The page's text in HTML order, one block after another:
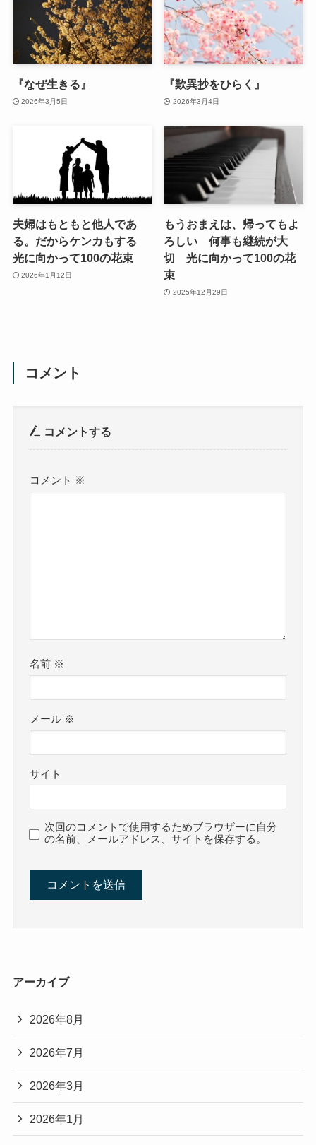
『なぜ生きる』
2026年3月5日
『歎異抄をひらく』
2026年3月4日
夫婦はもともと他人であ
る。だからケンカもする
光に向かって100の花束
2026年1月12日
もうおまえは、帰ってもよ
ろしい 何事も継続が大
切 光に向かって100の花
束
2025年12月29日
コメント
コメントする
コメント ※
名前 ※
メール ※
サイト
次回のコメントで使用するためブラウザーに自分
の名前、メールアドレス、サイトを保存する。
アーカイブ
2026年8月
2026年7月
2026年3月
2026年1月